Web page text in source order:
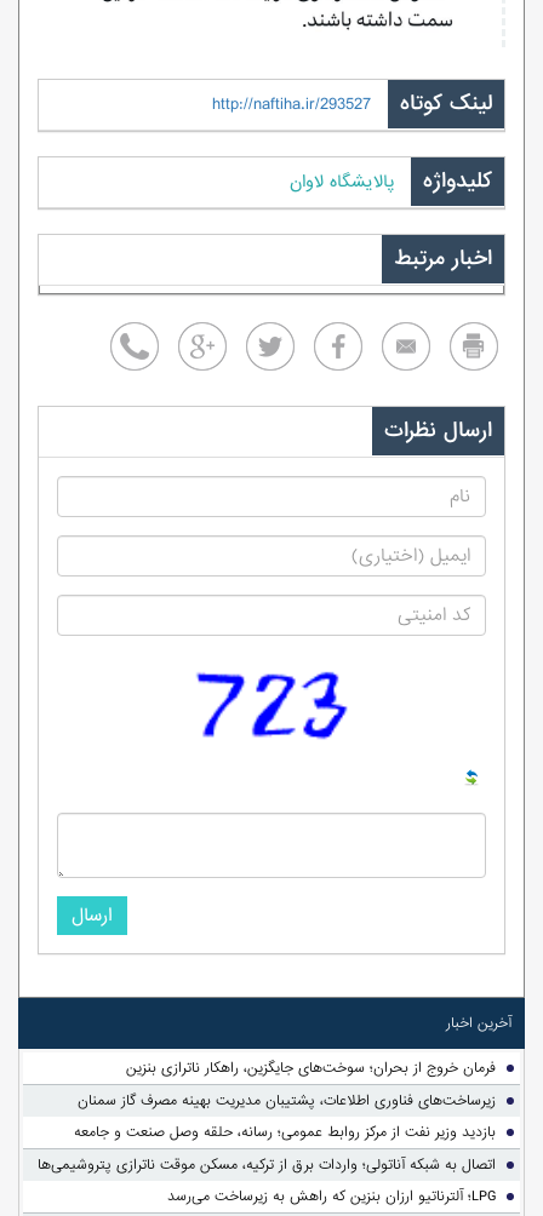
لینک کوتاه http://naftiha.ir/293527
کلیدواژه پالایشگاه لاوان
اخبار مرتبط
ارسال نظرات
ارسال
آخرین اخبار
فرمان خروج از بحران؛ سوخت‌های جایگزین، راهکار ناترازی بنزین
زیرساخت‌های فناوری اطلاعات، پشتیبان مدیریت بهینه مصرف گاز سمنان
بازدید وزیر نفت از مرکز روابط عمومی؛ رسانه، حلقه وصل صنعت و جامعه
اتصال به شبکه آناتولی؛ واردات برق از ترکیه، مسکن موقت ناترازی پتروشیمی‌ها
LPG؛ آلترناتیو ارزان بنزین که راهش به زیرساخت می‌رسد